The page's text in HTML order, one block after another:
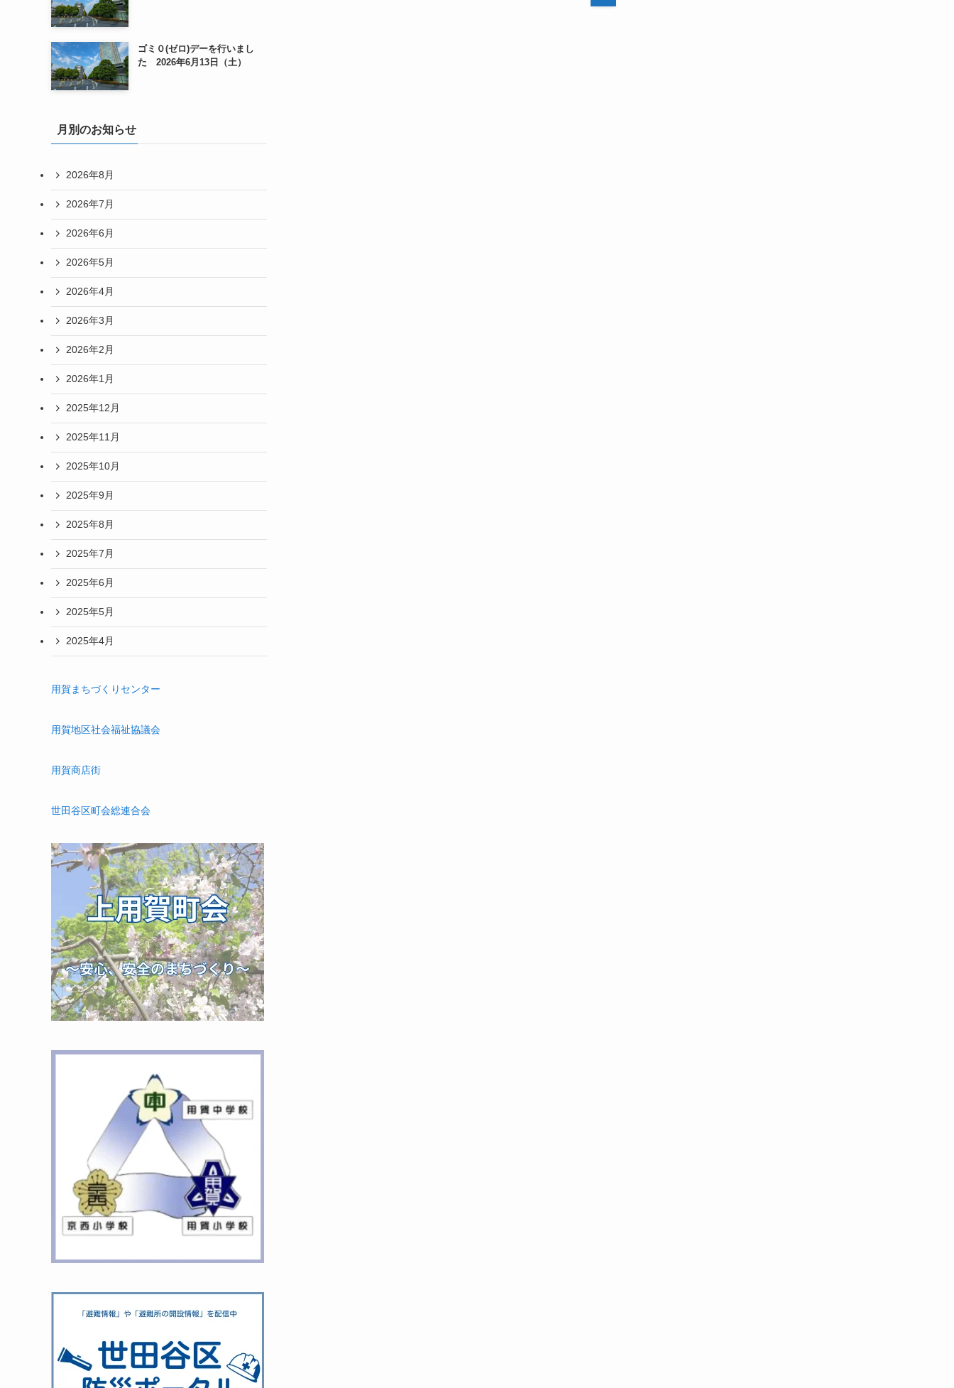
ゴミ０(ゼロ)デーを行いまし
た 2026年6月13日（土）
月別のお知らせ
2026年8月
2026年7月
2026年6月
2026年5月
2026年4月
2026年3月
2026年2月
2026年1月
2025年12月
2025年11月
2025年10月
2025年9月
2025年8月
2025年7月
2025年6月
2025年5月
2025年4月
用賀まちづくりセンター
用賀地区社会福祉協議会
用賀商店街
世田谷区町会総連合会